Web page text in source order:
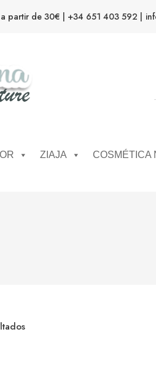
a partir de 30€ | +34 651 403 592 |
ZIAJA COSMÉTICA